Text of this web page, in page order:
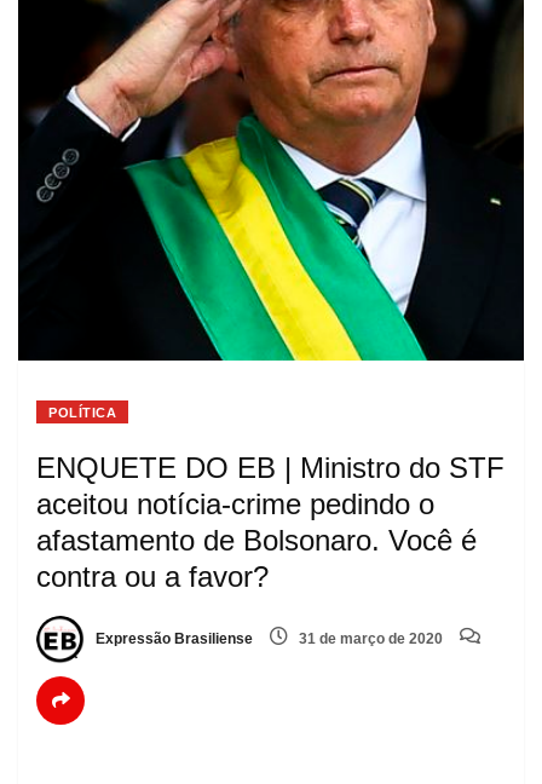
POLÍTICA
ENQUETE DO EB | Ministro do STF
aceitou notícia-crime pedindo o
afastamento de Bolsonaro. Você é
contra ou a favor?
Expressão Brasiliense 31 de março de 2020